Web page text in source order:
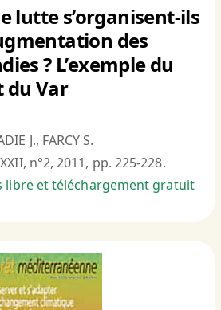
lutte s’organisent-ils
des
? L’exemple du
du Var
J., FARCY S.
n°2, 2011, pp. 225-228.
libre et téléchargement gratuit